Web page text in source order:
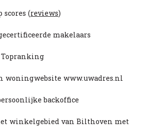
scores (reviews)
makelaars
woningwebsite www.uwadres.nl
backoffice
winkelgebied van Bilthoven met